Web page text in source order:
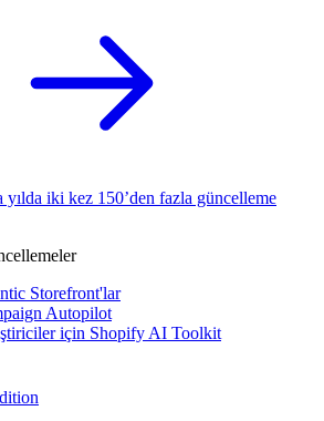
yılda iki kez 150’den fazla güncelleme
Storefront'lar
Autopilot
için Shopify AI Toolkit